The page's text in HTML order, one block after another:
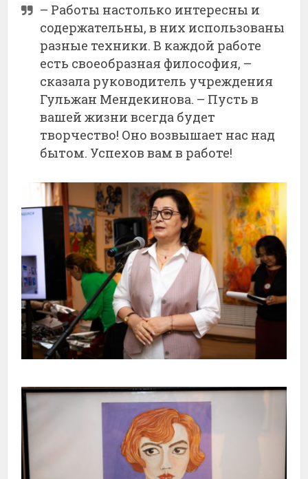
– Работы настолько интересны и
содержательны, в них использованы
разные техники. В каждой работе
есть своеобразная философия, –
сказала руководитель учреждения
Гульжан Мендекинова. – Пусть в
вашей жизни всегда будет
творчество! Оно возвышает нас над
бытом. Успехов вам в работе!